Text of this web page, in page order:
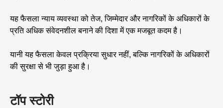
टॉप स्टोरी
यह फैसला न्याय व्यवस्था को तेज, जिम्मेदार और नागरिकों के अधिकारों के
प्रति अधिक संवेदनशील बनाने की दिशा में एक मजबूत कदम है।
यानी यह फैसला केवल प्रक्रिया सुधार नहीं, बल्कि नागरिकों के अधिकारों
की सुरक्षा से भी जुड़ा हुआ है।